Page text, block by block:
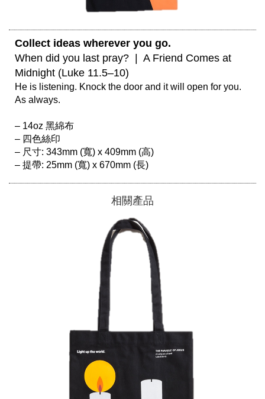
Collect ideas wherever you go.
When did you last pray?  |  A Friend Comes at
Midnight (Luke 11.5–10)
He is listening. Knock the door and it will open for you.
As always.
– 14oz 黑綿布
– 四色絲印
– 尺寸: 343mm (寬) x 409mm (高)
– 提帶: 25mm (寬) x 670mm (長)
相關產品